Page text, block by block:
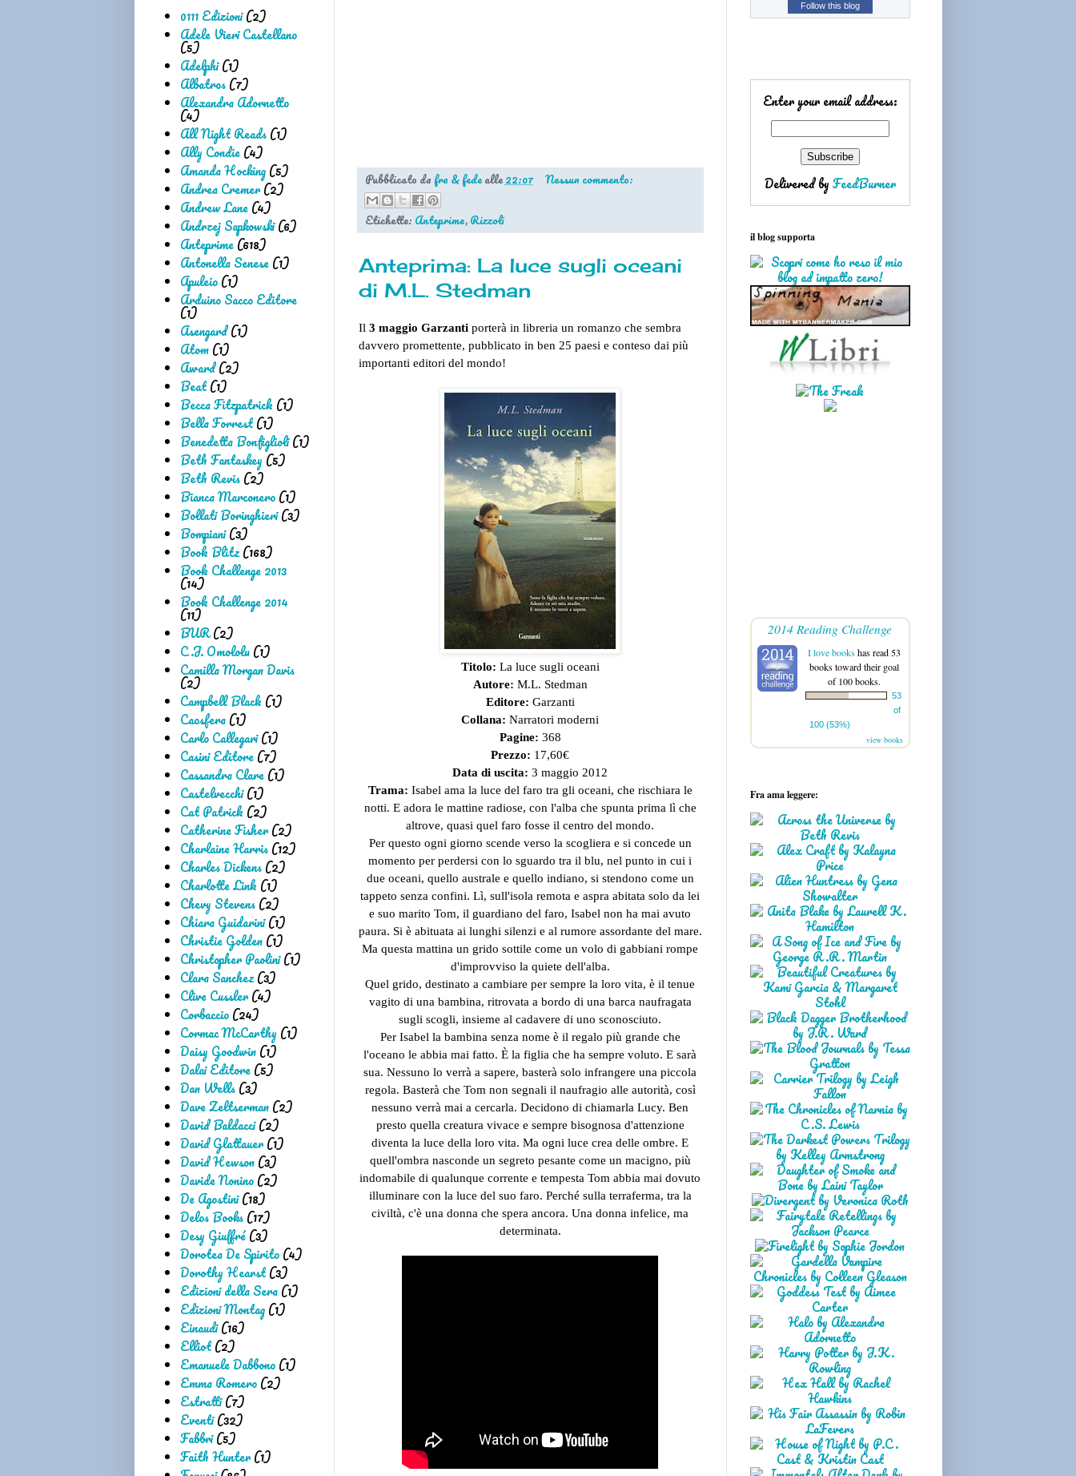
Pubblicato da fra & fede alle22:07 Nessun commento:
Etichette: Anteprime,Rizzoli
Anteprima: La luce sugli oceani
di M.L. Stedman
Il 3 maggio Garzanti porterà in libreria un romanzo che sembra
davvero promettente, pubblicato in ben 25 paesi e conteso dai più
importanti editori del mondo!
Titolo: La luce sugli oceani
Autore: M.L. Stedman
Editore: Garzanti
Collana: Narratori moderni
Pagine: 368
Prezzo: 17,60€
Data di uscita: 3 maggio 2012
Trama: Isabel ama la luce del faro tra gli oceani, che rischiara le
notti. E adora le mattine radiose, con l'alba che spunta prima lì che
altrove, quasi quel faro fosse il centro del mondo.
Per questo ogni giorno scende verso la scogliera e si concede un
momento per perdersi con lo sguardo tra il blu, nel punto in cui i
due oceani, quello australe e quello indiano, si stendono come un
tappeto senza confini. Lì, sull'isola remota e aspra abitata solo da lei
e suo marito Tom, il guardiano del faro, Isabel non ha mai avuto
paura. Si è abituata ai lunghi silenzi e al rumore assordante del mare.
Ma questa mattina un grido sottile come un volo di gabbiani rompe
d'improvviso la quiete dell'alba.
Quel grido, destinato a cambiare per sempre la loro vita, è il tenue
vagito di una bambina, ritrovata a bordo di una barca naufragata
sugli scogli, insieme al cadavere di uno sconosciuto.
Per Isabel la bambina senza nome è il regalo più grande che
l'oceano le abbia mai fatto. È la figlia che ha sempre voluto. E sarà
sua. Nessuno lo verrà a sapere, basterà solo infrangere una piccola
regola. Basterà che Tom non segnali il naufragio alle autorità, così
nessuno verrà mai a cercarla. Decidono di chiamarla Lucy. Ben
presto quella creatura vivace e sempre bisognosa d'attenzione
diventa la luce della loro vita. Ma ogni luce crea delle ombre. E
quell'ombra nasconde un segreto pesante come un macigno, più
indomabile di qualunque corrente e tempesta Tom abbia mai dovuto
illuminare con la luce del suo faro. Perché sulla terraferma, tra la
civiltà, c'è una donna che spera ancora. Una donna infelice, ma
determinata.
0111 Edizioni (2)
Adele Vieri Castellano
(5)
Adelphi (1)
Albatros (7)
Alexandra Adornetto
(4)
All Night Reads (1)
Ally Condie (4)
Amanda Hocking (5)
Andrea Cremer (2)
Andrew Lane (4)
Andrzej Sapkowski (6)
Anteprime (618)
Antonella Senese (1)
Apuleio (1)
Arduino Sacco Editore
(1)
Asengard (1)
Atom (1)
Award (2)
Beat (1)
Becca Fitzpatrick (1)
Bella Forrest (1)
Benedetta Bonfiglioli (1)
Beth Fantaskey (5)
Beth Revis (2)
Bianca Marconero (1)
Bollati Boringhieri (3)
Bompiani (3)
Book Blitz (168)
Book Challenge 2013
(14)
Book Challenge 2014
(11)
BUR (2)
C.J. Omololu (1)
Camilla Morgan Davis
(2)
Campbell Black (1)
Caosfera (1)
Carlo Callegari (1)
Casini Editore (7)
Cassandra Clare (1)
Castelvecchi (1)
Cat Patrick (2)
Catherine Fisher (2)
Charlaine Harris (12)
Charles Dickens (2)
Charlotte Link (1)
Chevy Stevens (2)
Chiara Guidarini (1)
Christie Golden (1)
Christopher Paolini (1)
Clara Sanchez (3)
Clive Cussler (4)
Corbaccio (24)
Cormac McCarthy (1)
Daisy Goodwin (1)
Dalai Editore (5)
Dan Wells (3)
Dave Zeltserman (2)
David Baldacci (2)
David Glattauer (1)
David Hewson (3)
Davide Nonino (2)
De Agostini (18)
Delos Books (17)
Desy Giuffré (3)
Dorotea De Spirito (4)
Dorothy Hearst (3)
Edizioni della Sera (1)
Edizioni Montag (1)
Einaudi (16)
Elliot (2)
Emanuele Dabbono (1)
Emma Romero (2)
Estratti (7)
Eventi (32)
Fabbri (5)
Faith Hunter (1)
Follow this blog
Enter your email address:
Delivered by FeedBurner
il blog supporta
2014 Reading Challenge
I love bookshas read 53
books toward their goal
of 100 books.
53
of
100 (53%)
view books
Fra ama leggere: